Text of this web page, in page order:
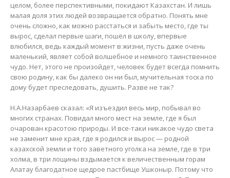
целом, более перспективными, покидают Казахстан. И лишь
малая доля этих людей возвращается обратно. Понять мне
очень сложно, как можно расстаться и забыть место, где ты
вырос, сделал первые шаги, пошёл в школу, впервые
влюбился, ведь каждый момент в жизни, пусть даже очень
маленький, являет собой волшебное и немного таинственное
чудо. Нет, этого не произойдет, человек будет всегда помнить
свою родину, как бы далеко он ни был, мучительная тоска по
дому будет преследовать, душить. Разве не так?
Н.А.Назарбаев сказал: «Я изъездил весь мир, побывал во
многих странах. Повидал много мест на земле, где я был
очарован красотою природы. И все-таки никакое чудо света
не заменит мне края, где я родился и вырос — родной
казахской земли и того заветного уголка на земле, где в три
холма, в три лощины вздымается к величественным горам
Алатау благодатное щедрое пастбище Ушконыр. Потому что